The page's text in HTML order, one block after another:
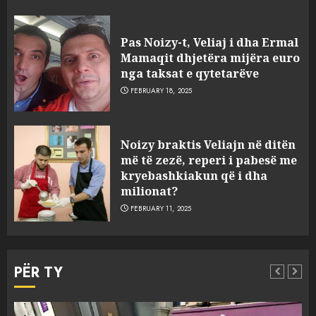
Pas Noizy-t, Veliaj i dha Ermal
Mamaqit dhjetëra mijëra euro
nga taksat e qytetarëve
FEBRUARY 18, 2025
Noizy braktis Veliajn në ditën
më të zezë, reperi i pabesë me
kryebashkiakun që i dha
milionat?
FEBRUARY 11, 2025
PËR TY
5
ngjau me Talo Çelën”,
dëshmia e Nuredin Dumanit
flet për PERSONAT që e
plagosën!
1
drejtorin Skerdi Drenova dhe
“bosen” Joana Nano për
abuzim me fondet publike dhe
pasuri të pajustifikuar
JULY 24, 2025
2 MARCH 27, 2025